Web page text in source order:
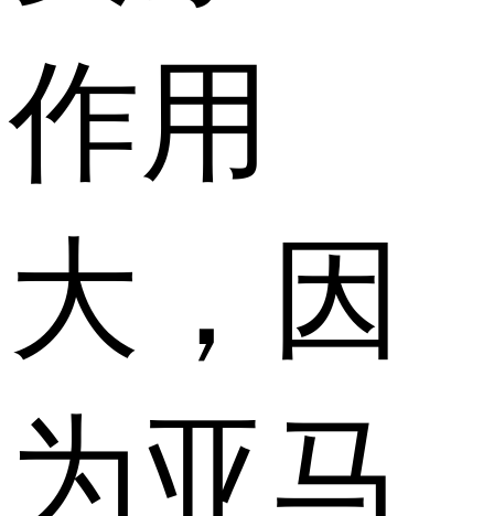
作用
大，因
为亚马